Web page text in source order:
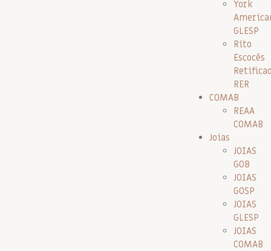
York
GLESP
Rito
Escocês
RER
COMAB
REAA
COMAB
Joias
JOIAS
GOB
JOIAS
GOSP
JOIAS
GLESP
JOIAS
COMAB